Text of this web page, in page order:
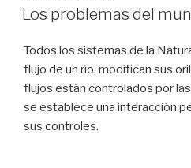
EN
Los problemas del
Todos los sistemas de la
flujo de un río, modifican sus
flujos están controlados por
se establece una interacción
sus controles.